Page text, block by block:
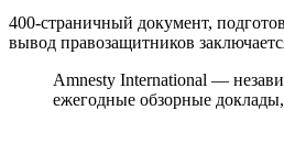
400-страничный документ,
вывод правозащитников
Amnesty International —
ежегодные обзорные